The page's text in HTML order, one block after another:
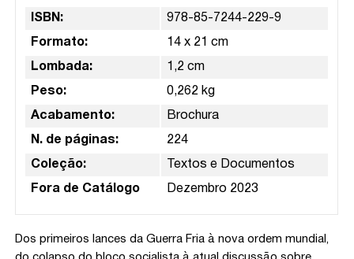
ISBN: 978-85-7244-229-9
Formato: 14 x 21 cm
Lombada: 1,2 cm
Peso: 0,262 kg
Acabamento: Brochura
N. de páginas: 224
Coleção: Textos e Documentos
Fora de Catálogo Dezembro 2023
Dos primeiros lances da Guerra Fria à nova ordem mundial,